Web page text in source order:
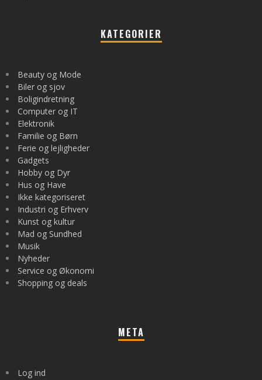
KATEGORIER
Beauty og Mode
Biler og sjov
Boligindretning
Computer og IT
Elektronik
Familie og Børn
Ferie og lejligheder
Gadgets
Hobby og Dyr
Hus og Have
Ikke kategoriseret
Industri og Erhverv
Kunst og kultur
Mad og Sundhed
Musik
Nyheder
Service og Økonomi
Shopping og deals
META
Log ind